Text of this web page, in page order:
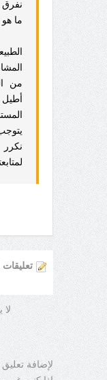
نفرق
ما هو
من
تعليقات
لإضافة